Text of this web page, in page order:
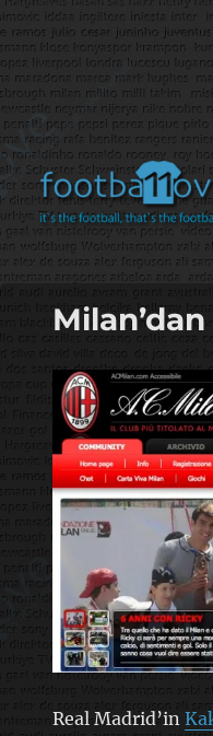
footbaLLove
Real Madrid’in